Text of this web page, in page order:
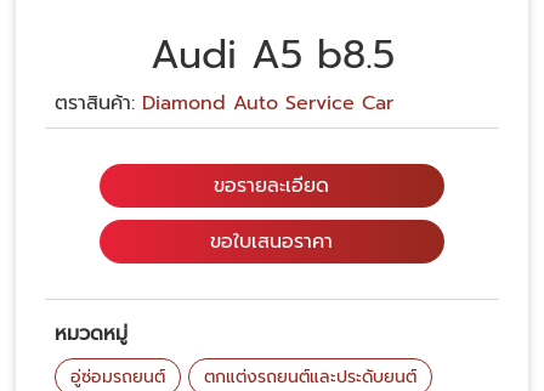
Audi A5 b8.5
ตราสินค้า: Diamond Auto Service Car
ขอรายละเอียด
ขอใบเสนอราคา
หมวดหมู่
อู่ซ่อมรถยนต์
ตกแต่งรถยนต์และประดับยนต์